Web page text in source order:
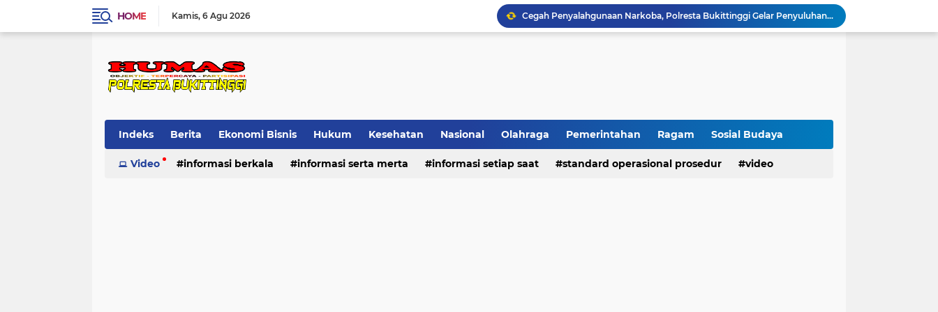
HOME Kamis 6 Agu 2026
Cegah Penyalahgunaan Narkoba, Polresta Bukittinggi Gelar Penyuluhan di Nagari Pakan Sinayan
Sikum Polresta Bukittinggi Berikan Penyuluhan Hukum tentang KUHP Terbaru di Akfar Imam Bonjol
Raih IKPA 100, Polresta Bukittinggi Buktikan Pengelolaan Anggaran yang Profesional dan Akuntabel
Indeks Berita Ekonomi Bisnis Hukum Kesehatan Nasional Olahraga Pemerintahan Ragam Sosial Budaya
Standard Operasional Prosedur Video
Video informasi berkala informasi serta merta informasi setiap saat standard operasional prosedur video